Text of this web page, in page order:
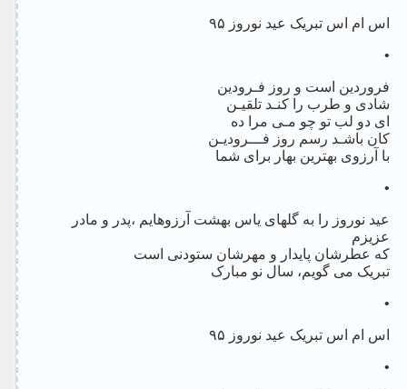
اس ام اس تبریک عید نوروز ۹۵
•
فروردین است و روز فـرودین
شادی و طرب را کنـد تلقیـن
ای دو لب تو چو مـی مرا ده
کان باشـد رسم روز فـــرودیـن
با آرزوی بهترین بهار برای شما
•
عید نوروز را به گلهای یاس بهشت آرزوهایم ،پدر و مادر
عزیزم
که عطرشان پایدار و مهرشان ستودنی است
تبریک می گویم، سال نو مبارک
•
اس ام اس تبریک عید نوروز ۹۵
•